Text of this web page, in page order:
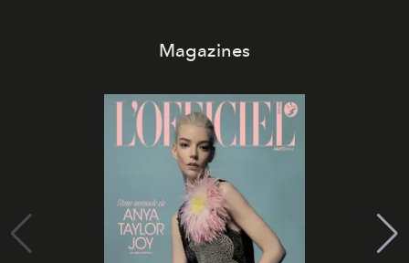
Magazines